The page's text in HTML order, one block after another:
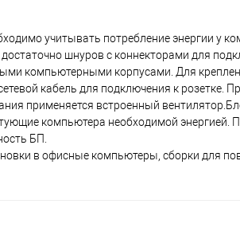
учитывать потребление энергии у
шнуров с коннекторами для
компьютерными корпусами. Для
кабель для подключения к розетке.
применяется встроенный
компьютера необходимой энергией.
БП.
в офисные компьютеры, сборки для